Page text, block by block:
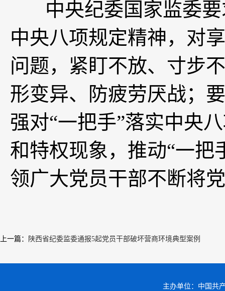
中央纪委国家监委要
中央八项规定精神，对
问题，紧盯不放、寸步
形变异、防疲劳厌战；
强对“一把手”落实中央
和特权现象，推动“一把
领广大党员干部不断将
上一篇 ： 陕西省纪委监委通报5起党员干部破坏营商环境典型案例
主办单位：中国共